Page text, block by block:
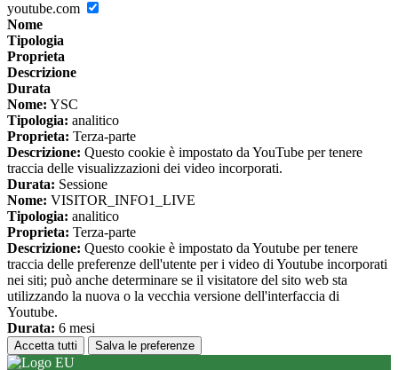
youtube.com
Nome
Tipologia
Proprieta
Descrizione
Durata
Nome: YSC
Tipologia: analitico
Proprieta: Terza-parte
Descrizione: Questo cookie è impostato da YouTube per tenere
traccia delle visualizzazioni dei video incorporati.
Durata: Sessione
Nome: VISITOR_INFO1_LIVE
Tipologia: analitico
Proprieta: Terza-parte
Descrizione: Questo cookie è impostato da Youtube per tenere
traccia delle preferenze dell'utente per i video di Youtube incorporati
nei siti; può anche determinare se il visitatore del sito web sta
utilizzando la nuova o la vecchia versione dell'interfaccia di
Youtube.
Durata: 6 mesi
Accetta tutti Salva le preferenze